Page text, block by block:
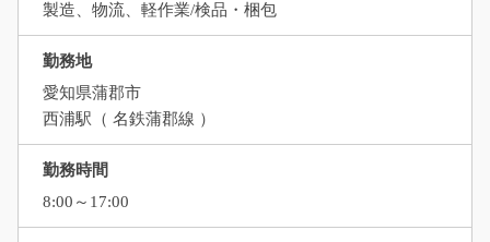
製造、物流、軽作業/検品・梱包
勤務地
愛知県蒲郡市
西浦駅（ 名鉄蒲郡線 ）
勤務時間
8:00～17:00